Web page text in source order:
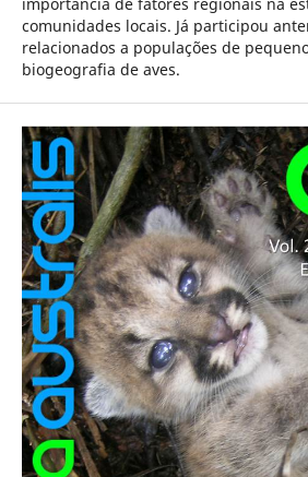
comunidades locais. Já participou
relacionados a populações de
biogeografia de aves.